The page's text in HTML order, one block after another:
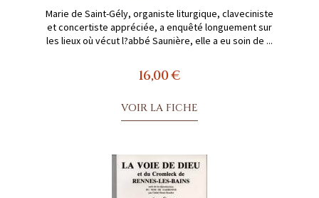
Marie de Saint-Gély, organiste liturgique, claveciniste
et concertiste appréciée, a enquêté longuement sur
les lieux où vécut l?abbé Saunière, elle a eu soin de ...
16,00 €
VOIR LA FICHE